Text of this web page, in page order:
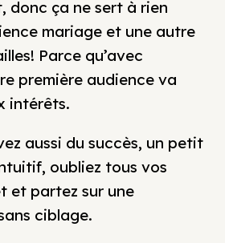
donc ça ne sert à rien
mariage et une autre
Parce qu’avec
première audience va
intérêts.
aussi du succès, un petit
oubliez tous vos
et partez sur une
ciblage.